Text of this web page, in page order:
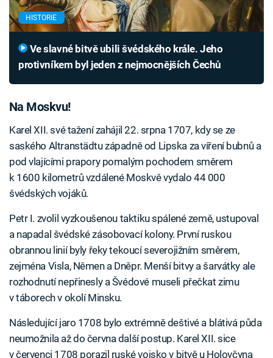
HISTORIE
protivníkem byl jeden z nejmocnějších Čechů
Na Moskvu!
Karel XII. své tažení zahájil 22. srpna 1707, kdy se ze
saského Altranstädtu západně od Lipska za víření bubnů a
pod vlajícími prapory pomalým pochodem směrem
k 1600 kilometrů vzdálené Moskvě vydalo 44 000
švédských vojáků.
Petr I. zvolil vyzkoušenou taktiku spálené země, ustupoval
a napadal švédské zásobovací kolony. První ruskou
obrannou linií byly řeky tekoucí severojižním směrem,
zejména Visla, Němen a Dněpr. Menší bitvy a šarvátky ale
rozhodnutí nepřinesly a Švédové museli přečkat zimu
v táborech v okolí Minsku.
Následující jaro 1708 bylo extrémně deštivé a blátivá půda
neumožnila až do června další postup. Karel XII. sice
v červenci 1708 porazil ruské vojsko v bitvě u Holovčyna